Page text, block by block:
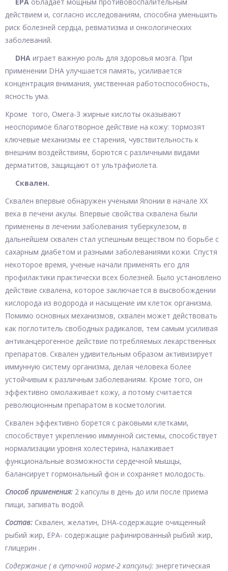
действием и, согласно исследованиям, способна уменьшить
риск болезней сердца, ревматизма и онкологических
заболеваний.
DHA играет важную роль для здоровья мозга. При
применении DHA улучшается память, усиливается
концентрация внимания, умственная работоспособность,
ясность ума.
Кроме того, Омега-3 жирные кислоты оказывают
неоспоримое благотворное действие на кожу: тормозят
ключевые механизмы ее старения, чувствительность к
внешним воздействиям, борются с различными видами
дерматитов, защищают от ультрафиолета.
Сквален.
Сквален впервые обнаружен учеными Японии в начале ХХ
века в печени акулы. Впервые свойства сквалена были
применены в лечении заболевания туберкулезом, в
дальнейшем сквален стал успешным веществом по борьбе с
сахарным диабетом и разными заболеваниями кожи. Спустя
некоторое время, ученые начали применять его для
профилактики практически всех болезней. Было установлено
действие сквалена, которое заключается в высвобождении
кислорода из водорода и насыщение им клеток организма.
Помимо основных механизмов, сквален может действовать
как поглотитель свободных радикалов, тем самым усиливая
антиканцерогенное действие потребляемых лекарственных
препаратов. Сквален удивительным образом активизирует
иммунную систему организма, делая человека более
устойчивым к различным заболеваниям. Кроме того, он
эффективно омолаживает кожу, а потому считается
революционным препаратом в косметологии.
Сквален эффективно борется с раковыми клетками,
способствует укреплению иммунной системы, способствует
нормализации уровня холестерина, налаживает
функциональные возможности сердечной мышцы,
балансирует гормональный фон и сохраняет молодость.
Способ применения: 2 капсулы в день до или после приема
пищи, запивать водой.
Состав: Сквален, желатин, DHA-содержащие очищенный
рыбий жир, EPA- содержащие рафинированный рыбий жир,
глицерин .
Содержание ( в суточной норме-2 капсулы): энергетическая